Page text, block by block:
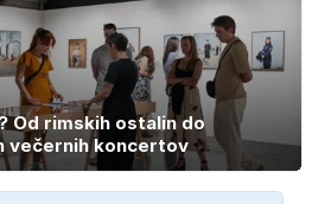
Od rimskih ostalin do
večernih koncertov